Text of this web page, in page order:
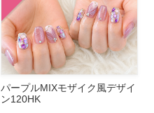
パープルMIXモザイク風デザイ
ン120HK